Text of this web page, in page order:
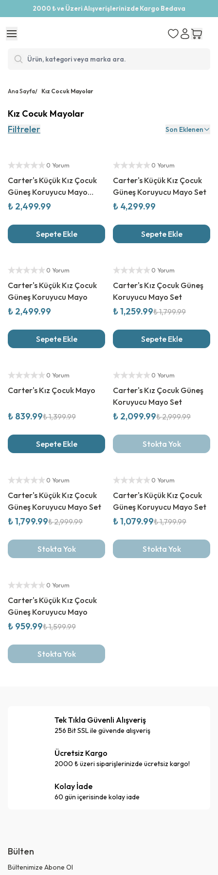
2000 ₺ ve Üzeri Alışverişlerinizde Kargo Bedava
Ana Sayfa/ Kız Cocuk Mayolar
Kız Cocuk Mayolar
Filtreler
Son Eklenen
0 Yorum
Carter's Küçük Kız Çocuk
Güneş Koruyucu Mayo
Elbise
₺ 2,499.99
Sepete Ekle
0 Yorum
Carter's Küçük Kız Çocuk
Güneş Koruyucu Mayo Set
₺ 4,299.99
Sepete Ekle
0 Yorum
Carter's Küçük Kız Çocuk
Güneş Koruyucu Mayo
₺ 2,499.99
Sepete Ekle
Yetkili Satıcı
0 Yorum
Carter's Kız Çocuk Güneş
Koruyucu Mayo Set
₺ 1,259.99₺ 1,799.99
Sepete Ekle
Yetkili Satıcı
0 Yorum
Carter's Kız Çocuk Mayo
₺ 839.99₺ 1,399.99
Sepete Ekle
Yetkili Satıcı
0 Yorum
Carter's Kız Çocuk Güneş
Koruyucu Mayo Set
₺ 2,099.99₺ 2,999.99
Stokta Yok
Yetkili Satıcı
0 Yorum
Carter's Küçük Kız Çocuk
Güneş Koruyucu Mayo Set
₺ 1,799.99₺ 2,999.99
Stokta Yok
Yetkili Satıcı
0 Yorum
Carter's Küçük Kız Çocuk
Güneş Koruyucu Mayo Set
₺ 1,079.99₺ 1,799.99
Stokta Yok
Yetkili Satıcı
0 Yorum
Carter's Küçük Kız Çocuk
Güneş Koruyucu Mayo
₺ 959.99₺ 1,599.99
Stokta Yok
Tek Tıkla Güvenli Alışveriş
256 Bit SSL ile güvende alışveriş
Ücretsiz Kargo
2000 ₺ üzeri siparişlerinizde ücretsiz kargo!
Kolay İade
60 gün içerisinde kolay iade
Bülten
Bültenimize Abone Ol